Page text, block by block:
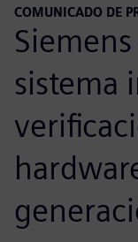
COMUNICADO DE
sistema